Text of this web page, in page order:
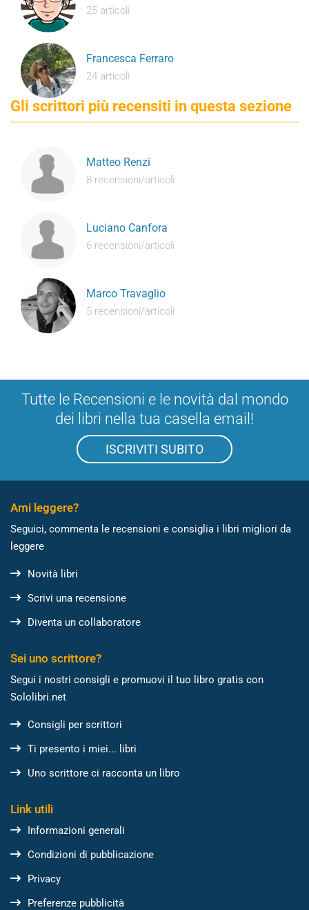
25 articoli
Francesca Ferraro
24 articoli
Gli scrittori più recensiti in questa sezione
Matteo Renzi
8 recensioni/articoli
Luciano Canfora
6 recensioni/articoli
Marco Travaglio
5 recensioni/articoli
Tutte le Recensioni e le novità dal mondo
dei libri nella tua casella email!
ISCRIVITI SUBITO
Ami leggere?
Seguici, commenta le recensioni e consiglia i libri migliori da
leggere
Novità libri
Scrivi una recensione
Diventa un collaboratore
Sei uno scrittore?
Segui i nostri consigli e promuovi il tuo libro gratis con
Sololibri.net
Consigli per scrittori
Ti presento i miei... libri
Uno scrittore ci racconta un libro
Link utili
Informazioni generali
Condizioni di pubblicazione
Privacy
Preferenze pubblicità